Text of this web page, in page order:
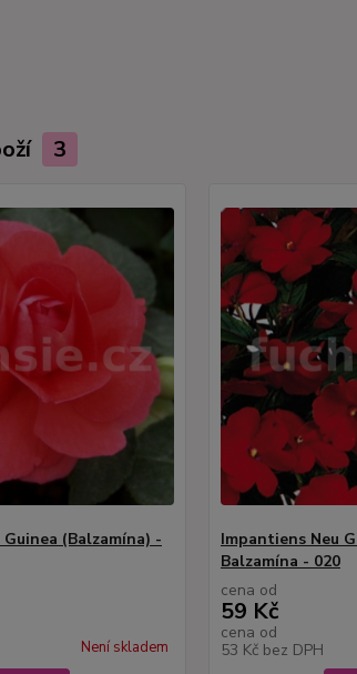
3
(Balzamína) -
Není skladem
Impantiens Neu
Balzamína - 020
cena od
59 Kč
cena od
53 Kč bez DPH